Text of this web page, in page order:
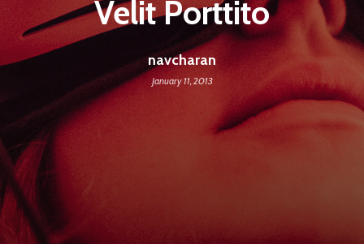
Velit Porttito
navcharan
January 11, 2013